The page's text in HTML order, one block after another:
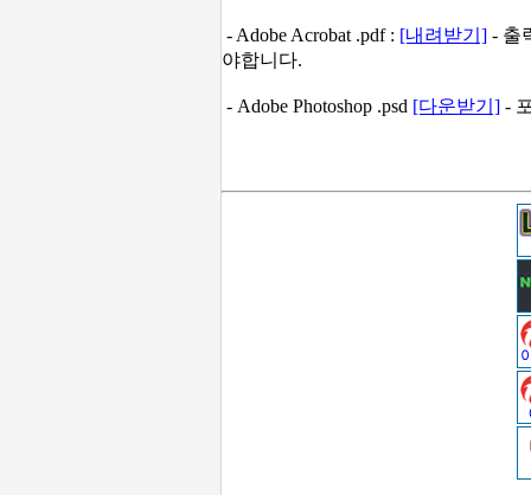
- Adobe Acrobat .pdf : [내려받기] - 출
야합니다.
- Adobe Photoshop .psd [다운받기] -